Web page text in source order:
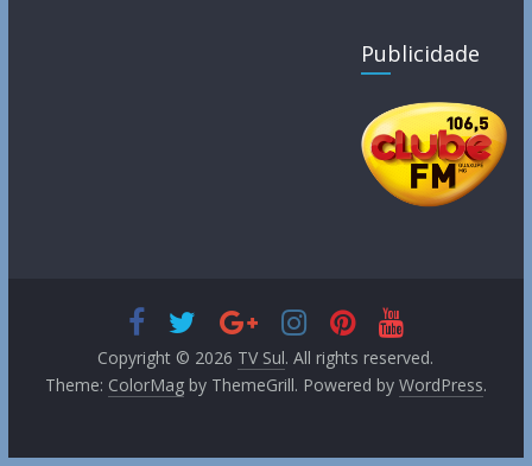
Publicidade
Copyright © 2026 TV Sul. All rights reserved.
Theme: ColorMagby ThemeGrill. Powered by WordPress.